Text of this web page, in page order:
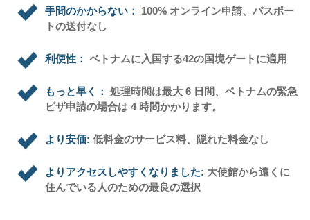
手間のかからない：
100% オンライン申請、パスポー
トの送付なし
利便性： ベトナムに入国する42の国境ゲートに適用
もっと早く： 処理時間は最大 6 日間、ベトナムの緊急
ビザ申請の場合は 4 時間かかります。
より安価: 低料金のサービス料、隠れた料金なし
よりアクセスしやすくなりました: 大使館から遠くに
住んでいる人のための最良の選択